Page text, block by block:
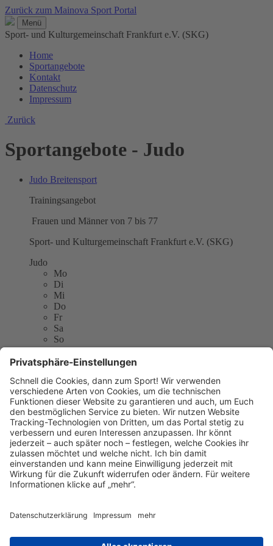
Zurück zum Mainova Sport Portal
Menü
Sport- und Kulturgemeinschaft Frankfurt e.V. (SKG)
Home
Sportangebote
Kontakt
Datenschutz
Impressum
Zurück
Sportangebote - Judo
Judo Breitensport
Trainingsangebot
Frauen und Männer von 7 bis 77
Sport- und Kulturgemeinschaft Frankfurt e.V. (SKG)
Judo
Mo
Di
Mi
Do
Fr
Sa
So
Sport- und Kulturgemeinschaft Frankfurt e.V. (SKG)
Mainfeldstraße 29
60528 Frankfurt am Main
E-Mail:SKG-Frankfurt@t-online.de
Telefon: 069-6665041
Website:http://www.skg-ffm.de
Sitemap
Kontakt
Kontakt